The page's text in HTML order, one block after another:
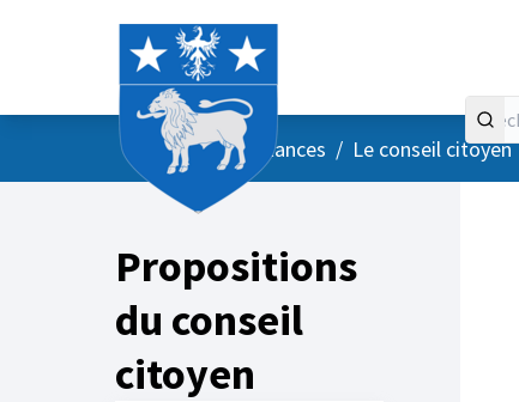
AccueilMenu principal
/ Vos instances / Le conseil citoyen
Propositions
du conseil
citoyen